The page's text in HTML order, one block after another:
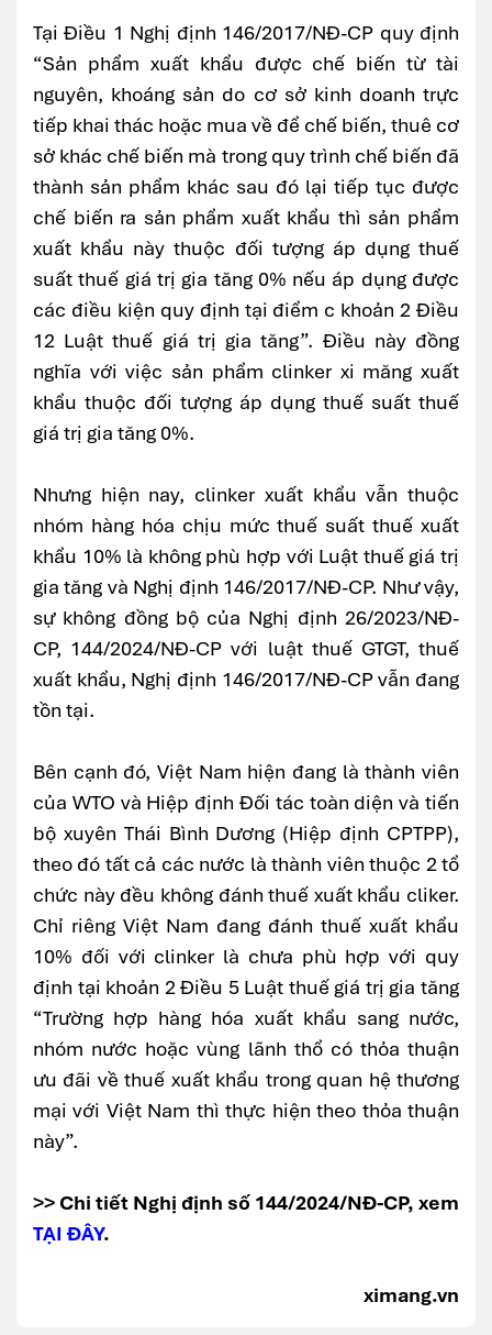
Tại Điều 1 Nghị định 146/2017/NĐ-CP quy định
“Sản phẩm xuất khẩu được chế biến từ tài
nguyên, khoáng sản do cơ sở kinh doanh trực
tiếp khai thác hoặc mua về để chế biến, thuê cơ
sở khác chế biến mà trong quy trình chế biến đã
thành sản phẩm khác sau đó lại tiếp tục được
chế biến ra sản phẩm xuất khẩu thì sản phẩm
xuất khẩu này thuộc đối tượng áp dụng thuế
suất thuế giá trị gia tăng 0% nếu áp dụng được
các điều kiện quy định tại điểm c khoản 2 Điều
12 Luật thuế giá trị gia tăng”. Điều này đồng
nghĩa với việc sản phẩm clinker xi măng xuất
khẩu thuộc đối tượng áp dụng thuế suất thuế
giá trị gia tăng 0%.
Nhưng hiện nay, clinker xuất khẩu vẫn thuộc
nhóm hàng hóa chịu mức thuế suất thuế xuất
khẩu 10% là không phù hợp với Luật thuế giá trị
gia tăng và Nghị định 146/2017/NĐ-CP. Như vậy,
sự không đồng bộ của Nghị định 26/2023/NĐ-
CP, 144/2024/NĐ-CP với luật thuế GTGT, thuế
xuất khẩu, Nghị định 146/2017/NĐ-CP vẫn đang
tồn tại.
Bên cạnh đó, Việt Nam hiện đang là thành viên
của WTO và Hiệp định Đối tác toàn diện và tiến
bộ xuyên Thái Bình Dương (Hiệp định CPTPP),
theo đó tất cả các nước là thành viên thuộc 2 tổ
chức này đều không đánh thuế xuất khẩu cliker.
Chỉ riêng Việt Nam đang đánh thuế xuất khẩu
10% đối với clinker là chưa phù hợp với quy
định tại khoản 2 Điều 5 Luật thuế giá trị gia tăng
“Trường hợp hàng hóa xuất khẩu sang nước,
nhóm nước hoặc vùng lãnh thổ có thỏa thuận
ưu đãi về thuế xuất khẩu trong quan hệ thương
mại với Việt Nam thì thực hiện theo thỏa thuận
này”.
>> Chi tiết Nghị định số 144/2024/NĐ-CP, xem
TẠI ĐÂY.
ximang.vn